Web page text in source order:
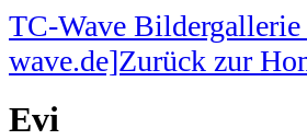
TC-Wave
wave.de]Zurück zur
Evi